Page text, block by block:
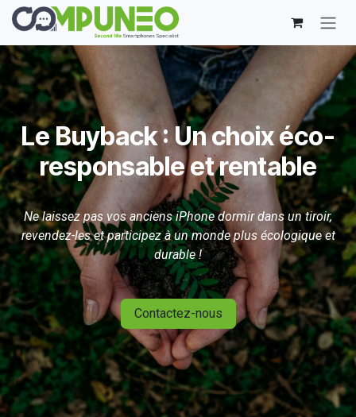
Se rendre au contenu
Le Buyback : Un choix éco-
responsable et rentable
Ne laissez pas vos anciens iPhone dormir dans un tiroir,
revendez-les et participez à un monde plus écologique et
durable !
Contactez-nous